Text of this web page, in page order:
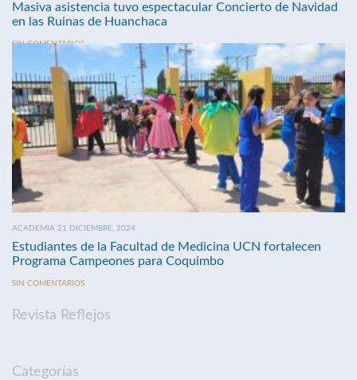
Masiva asistencia tuvo espectacular Concierto de Navidad
en las Ruinas de Huanchaca
SIN COMENTARIOS
ACADEMIA 21 DICIEMBRE, 2024
Estudiantes de la Facultad de Medicina UCN fortalecen
Programa Campeones para Coquimbo
SIN COMENTARIOS
Revista Reflejos
Categorías